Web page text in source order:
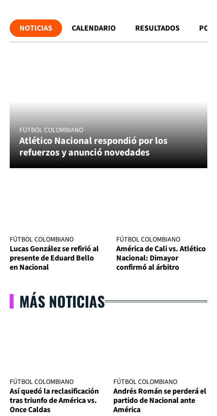
NOTICIAS CALENDARIO RESULTADOS
FÚTBOL COLOMBIANO
Atlético Nacional respondió por los
refuerzos y anunció novedades
FÚTBOL COLOMBIANO
Lucas González se refirió al
presente de Eduard Bello
en Nacional
FÚTBOL COLOMBIANO
América de Cali vs. Atlético
Nacional: Dimayor
confirmó al árbitro
MÁS NOTICIAS
FÚTBOL COLOMBIANO
Así quedó la reclasificación
tras triunfo de América vs.
Once Caldas
FÚTBOL COLOMBIANO
Andrés Román se perderá el
partido de Nacional ante
América